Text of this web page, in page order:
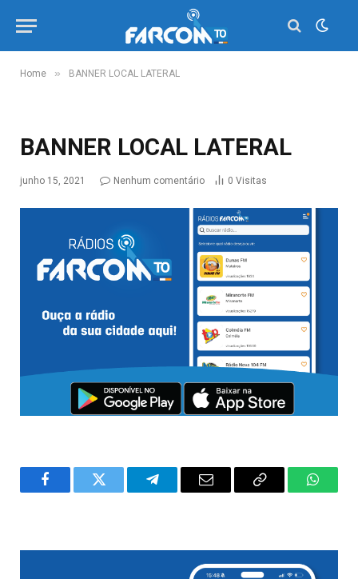
Home » BANNER LOCAL LATERAL
BANNER LOCAL LATERAL
junho 15, 2021 Nenhum comentário 0 Visitas
FacebookTwitter TelegramEmail
Copy